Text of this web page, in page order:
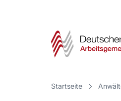
Startseite